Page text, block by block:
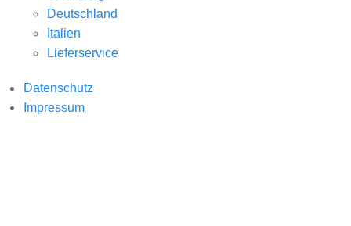
Deutschland
Italien
Lieferservice
Datenschutz
Impressum